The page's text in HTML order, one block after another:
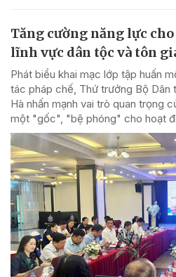
Tăng cường năng lực
lĩnh vực dân tộc và tôn
Phát biểu khai mạc lớp tập huấn
tác pháp chế, Thứ trưởng Bộ Dân
Hà nhấn mạnh vai trò quan trọng
một "gốc", "bệ phóng" cho hoạt